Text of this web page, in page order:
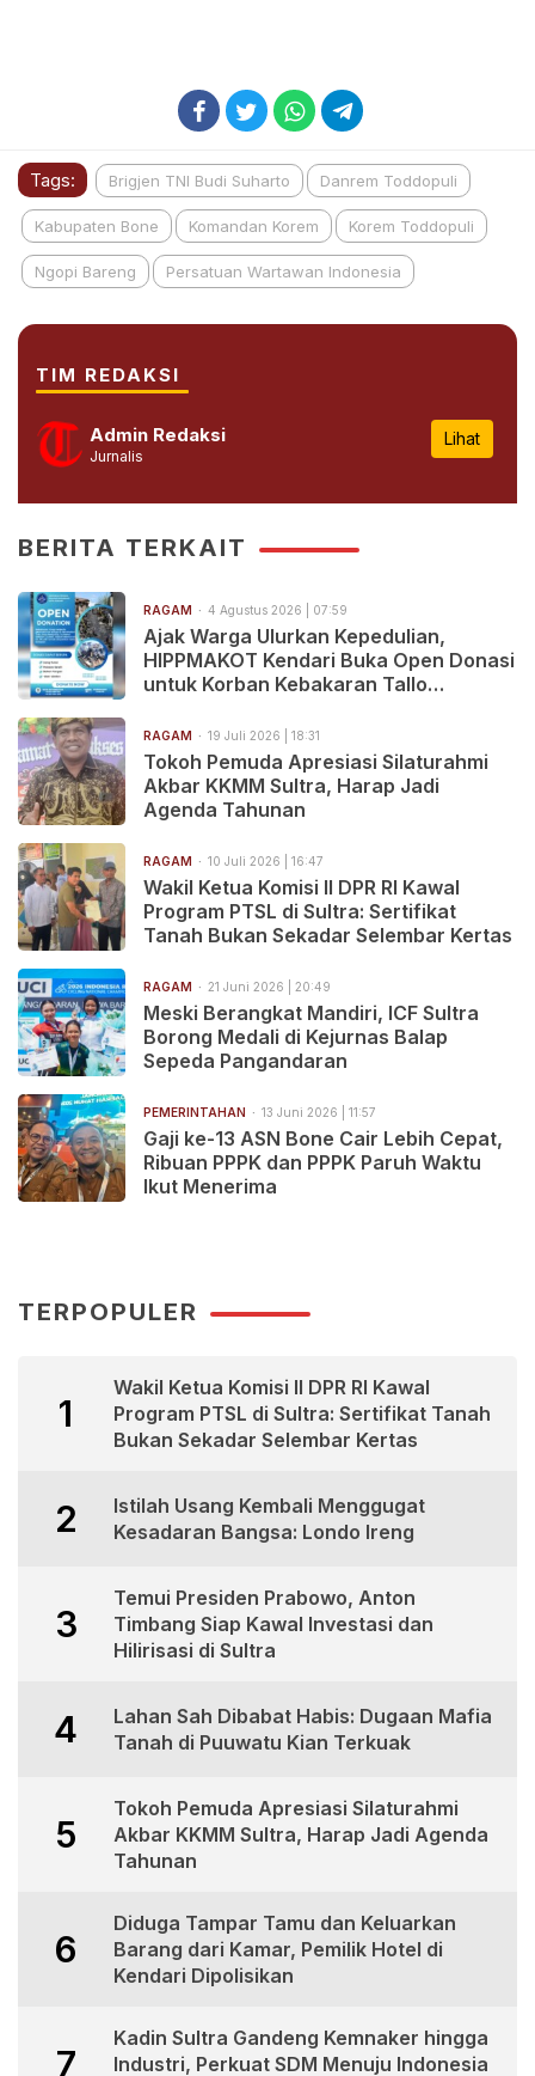
Tags: Brigjen TNI Budi Suharto Danrem Toddopuli
Kabupaten Bone Komandan Korem Korem Toddopuli
Ngopi Bareng Persatuan Wartawan Indonesia
TIM REDAKSI
Admin Redaksi
Jurnalis
Lihat
BERITA TERKAIT
RAGAM 4 Agustus 2026 | 07:59
Ajak Warga Ulurkan Kepedulian,
HIPPMAKOT Kendari Buka Open Donasi
untuk Korban Kebakaran Tallo
RAGAM 19 Juli 2026 | 18:31
Tokoh Pemuda Apresiasi Silaturahmi
Akbar KKMM Sultra, Harap Jadi
Agenda Tahunan
RAGAM 10 Juli 2026 | 16:47
Wakil Ketua Komisi II DPR RI Kawal
Program PTSL di Sultra: Sertifikat
Tanah Bukan Sekadar Selembar Kertas
RAGAM 21 Juni 2026 | 20:49
Meski Berangkat Mandiri, ICF Sultra
Borong Medali di Kejurnas Balap
Sepeda Pangandaran
PEMERINTAHAN 13 Juni 2026 | 11:57
Gaji ke-13 ASN Bone Cair Lebih Cepat,
Ribuan PPPK dan PPPK Paruh Waktu
Ikut Menerima
TERPOPULER
1
Wakil Ketua Komisi II DPR RI Kawal
Program PTSL di Sultra: Sertifikat Tanah
Bukan Sekadar Selembar Kertas
2
Istilah Usang Kembali Menggugat
Kesadaran Bangsa: Londo Ireng
3
Temui Presiden Prabowo, Anton
Timbang Siap Kawal Investasi dan
Hilirisasi di Sultra
4
Lahan Sah Dibabat Habis: Dugaan Mafia
Tanah di Puuwatu Kian Terkuak
5
Tokoh Pemuda Apresiasi Silaturahmi
Akbar KKMM Sultra, Harap Jadi Agenda
Tahunan
6
Diduga Tampar Tamu dan Keluarkan
Barang dari Kamar, Pemilik Hotel di
Kendari Dipolisikan
7
Kadin Sultra Gandeng Kemnaker hingga
Industri, Perkuat SDM Menuju Indonesia